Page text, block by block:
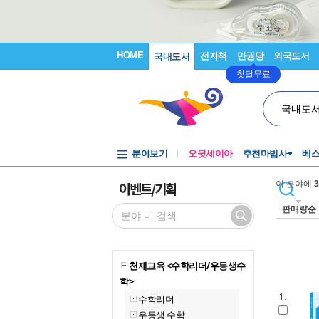
HOME 국내도서 전자책 만권당
첫달무료
외국도서
국내도
분야보기 오뒷세이아 추천마법사 베
이벤트/기획
천재교육 <수학리더/우등생수
학>
수학리더
우등생 수학
이 분야에
판매량순
1.